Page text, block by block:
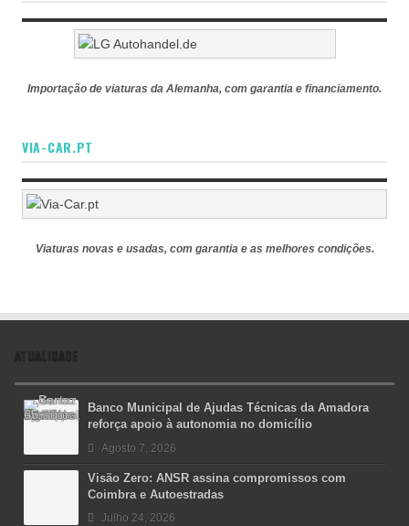
Importação de viaturas da Alemanha, com garantia e financiamento.
VIA-CAR.PT
Viaturas novas e usadas, com garantia e as melhores condições.
ATUALIDADE
Banco Municipal de Ajudas Técnicas da Amadora
reforça apoio à autonomia no domicílio
Agosto 7, 2026
Visão Zero: ANSR assina compromissos com
Coimbra e Autoestradas
Julho 24, 2026